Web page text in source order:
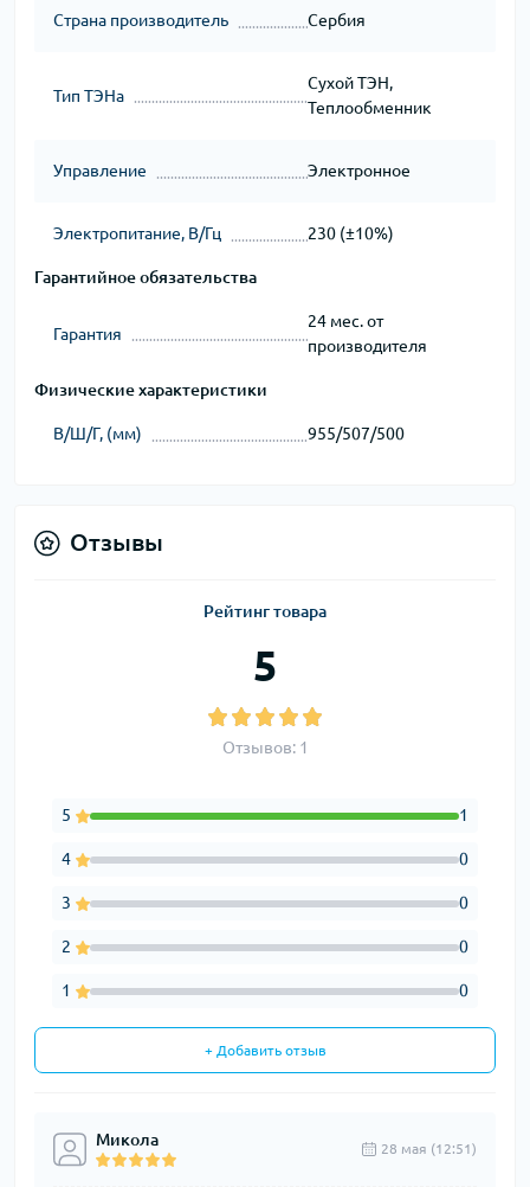
Страна производитель Сербия
Тип ТЭНа
Сухой ТЭН,
Теплообменник
Управление Электронное
Электропитание, В/Гц 230 (±10%)
Гарантийное обязательства
Гарантия
24 мес. от
производителя
Физические характеристики
В/Ш/Г, (мм) 955/507/500
Отзывы
Рейтинг товара
5
Отзывов: 1
5 1
4 0
3 0
2 0
1 0
+ Добавить отзыв
Микола 28 мая (12:51)